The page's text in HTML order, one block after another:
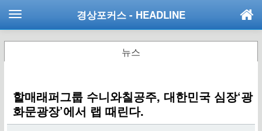
경상포커스 - HEADLINE
뉴스
할매래퍼그룹 수니와칠공주, 대한민국 심장‘광
화문광장’에서 랩 때린다.